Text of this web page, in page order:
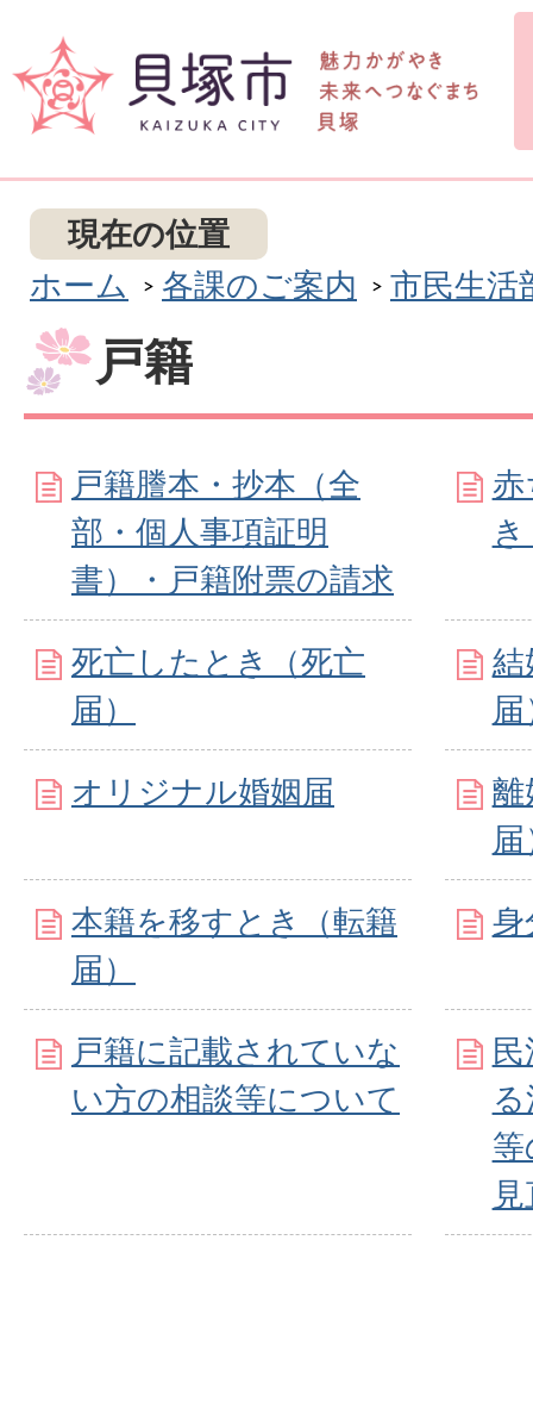
現在の位置
ホーム
各課のご案内 市民生活
戸籍
戸籍謄本・抄本（全
部・個人事項証明
書）・戸籍附票の請求
死亡したとき（死亡
届）
結
オリジナル婚姻届
離
本籍を移すとき（転籍
届）
身
戸籍に記載されていな
い方の相談等について